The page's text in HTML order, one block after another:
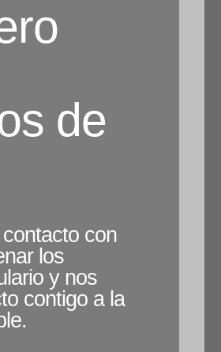
de
con
los
y nos
contigo a la